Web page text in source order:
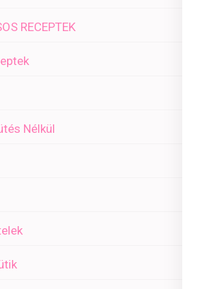
RECEPTEK
Nélkül